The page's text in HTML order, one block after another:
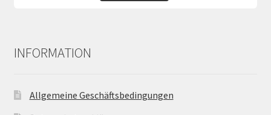
INFORMATION
Allgemeine Geschäftsbedingungen